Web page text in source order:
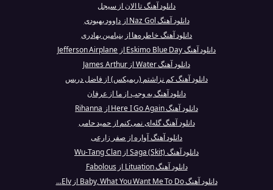
دانلود آهنگ تا الان از سیجل
دانلود آهنگ Naz Gol از داوود بهبودی
دانلود آهنگ خاطره‌ها از بنیامین بهادری
دانلود آهنگ Eskimo Blue Day از Jefferson Airplane
دانلود آهنگ Water از James Arthur
دانلود آهنگ کم نزاشتم (ریمیکس) از فاضل دریس
دانلود آهنگ یه وجب از ما از عرفان
دانلود آهنگ Here I Go Again از Rihanna
دانلود آهنگ گله‌ای نمی‌کنم از حمید حامی
دانلود آهنگ آواره از صفر زارعی
دانلود آهنگ Saga (Skit) از Wu-Tang Clan
دانلود آهنگ Lituation از Fabolous
دانلود آهنگ Baby, What You Want Me To Do از Elv...